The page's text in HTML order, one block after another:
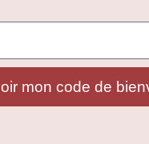
mon code de